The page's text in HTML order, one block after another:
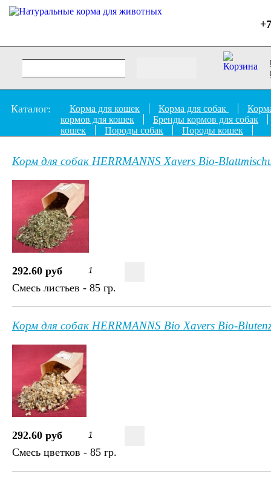
Каталог: Корма для кошек Корма для собак
кормов для кошек
Бренды кормов для собак
кошек
Породы собак Породы кошек
Корм для собак HERRMANNS Xavers Bio-
292.60 руб
Смесь листьев - 85 гр.
Корм для собак HERRMANNS Bio Xavers Bio-
292.60 руб
Смесь цветков - 85 гр.